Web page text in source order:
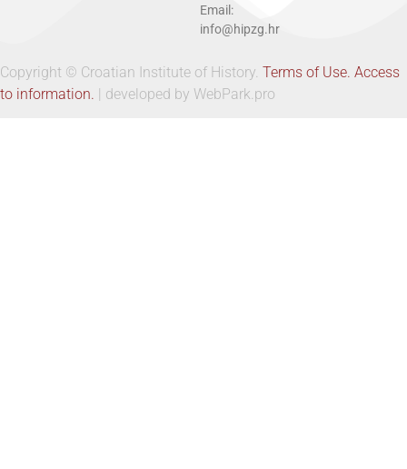
Email:
info@hipzg.hr
Copyright © Croatian Institute of History. Terms of Use. Access
to information. | developed by WebPark.pro